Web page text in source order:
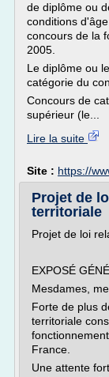
de diplôme ou
conditions
concours de la
2005.
Le diplôme ou
catégorie du
Concours de
supérieur (le...
Lire la suite
Site : https://
Projet de
territoriale
Projet de loi
EXPOSÉ
Mesdames,
Forte de plus
territoriale
France.
Une attente